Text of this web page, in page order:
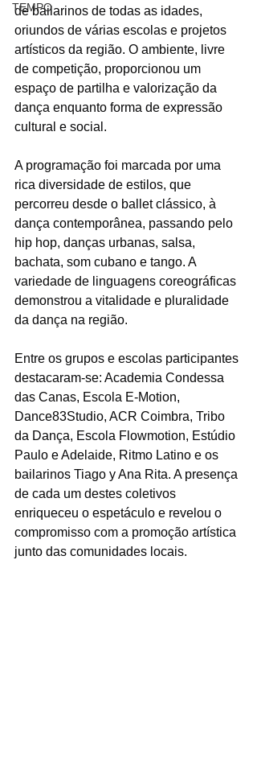
TEMPO
de bailarinos de todas as idades,
oriundos de várias escolas e projetos
artísticos da região. O ambiente, livre
de competição, proporcionou um
espaço de partilha e valorização da
dança enquanto forma de expressão
cultural e social.
A programação foi marcada por uma
rica diversidade de estilos, que
percorreu desde o ballet clássico, à
dança contemporânea, passando pelo
hip hop, danças urbanas, salsa,
bachata, som cubano e tango. A
variedade de linguagens coreográficas
demonstrou a vitalidade e pluralidade
da dança na região.
Entre os grupos e escolas participantes
destacaram-se: Academia Condessa
das Canas, Escola E-Motion,
Dance83Studio, ACR Coimbra, Tribo
da Dança, Escola Flowmotion, Estúdio
Paulo e Adelaide, Ritmo Latino e os
bailarinos Tiago y Ana Rita. A presença
de cada um destes coletivos
enriqueceu o espetáculo e revelou o
compromisso com a promoção artística
junto das comunidades locais.